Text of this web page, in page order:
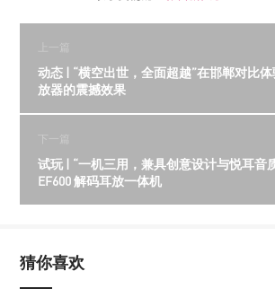
上一篇
动态 | “横空出世，全面超越”在邯郸对比
放器的震撼效果
下一篇
试玩 | “一机三用，兼具创意设计与悦耳音
EF600 解码耳放一体机
猜你喜欢